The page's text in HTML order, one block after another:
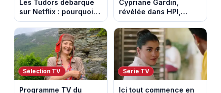
Les Tudors débarque
sur Netflix : pourquoi la
série n’a rien perdu de
son pouvoir
Cypriane Gardin,
révélée dans HPI,
lance une cagnotte
après des difficultés
financières
Sélection TV
Programme TV du
Série TV
Ici tout commence en